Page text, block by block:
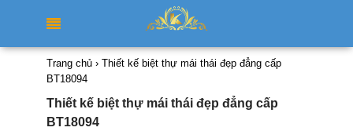
Trang chủ › Thiết kế biệt thự mái thái đẹp đẳng cấp
BT18094
Thiết kế biệt thự mái thái đẹp đẳng cấp
BT18094